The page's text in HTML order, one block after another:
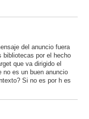
del anuncio fuera
bibliotecas por el hecho
que va dirigido el
no es un buen anuncio
Si no es por h es